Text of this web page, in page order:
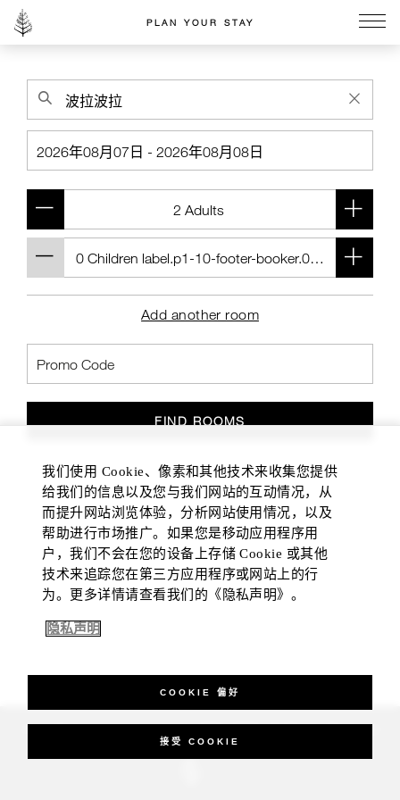
PLAN YOUR STAY
Add another room
FIND ROOMS
_Four Seasons Hotels Limited 1997-2026. All Rights Reserved.
我们使用 Cookie、像素和其他技术来收集您提供
给我们的信息以及您与我们网站的互动情况，从
而提升网站浏览体验，分析网站使用情况，以及
帮助进行市场推广。如果您是移动应用程序用
户，我们不会在您的设备上存储 Cookie 或其他
技术来追踪您在第三方应用程序或网站上的行
为。更多详情请查看我们的《隐私声明》。
隐私声明
COOKIE 偏好
接受 COOKIE